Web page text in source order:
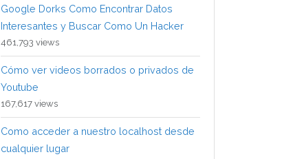
Google Dorks Como Encontrar Datos
Interesantes y Buscar Como Un Hacker
461,793 views
Cómo ver videos borrados o privados de
Youtube
167,617 views
Como acceder a nuestro localhost desde
cualquier lugar